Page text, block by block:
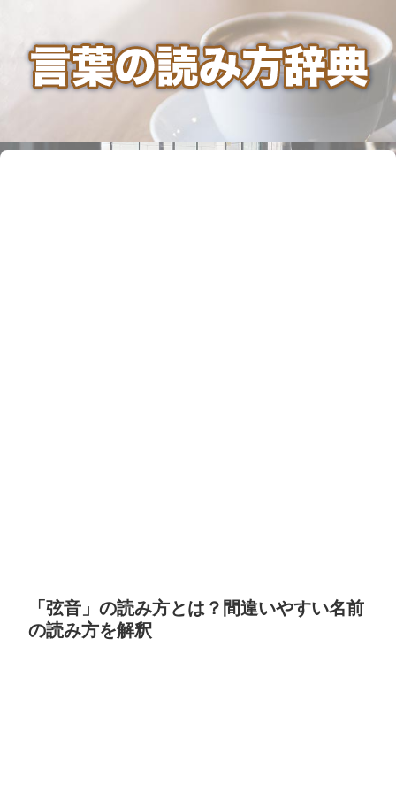
「弦音」の読み方とは？間違いやすい名前
の読み方を解釈